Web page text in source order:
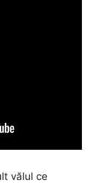
vălul ce